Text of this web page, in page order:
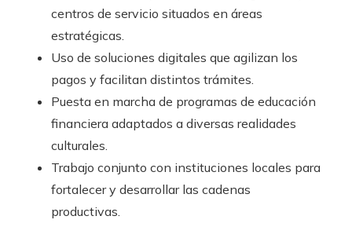
centros de servicio situados en áreas
estratégicas.
Uso de soluciones digitales que agilizan los
pagos y facilitan distintos trámites.
Puesta en marcha de programas de educación
financiera adaptados a diversas realidades
culturales.
Trabajo conjunto con instituciones locales para
fortalecer y desarrollar las cadenas
productivas.